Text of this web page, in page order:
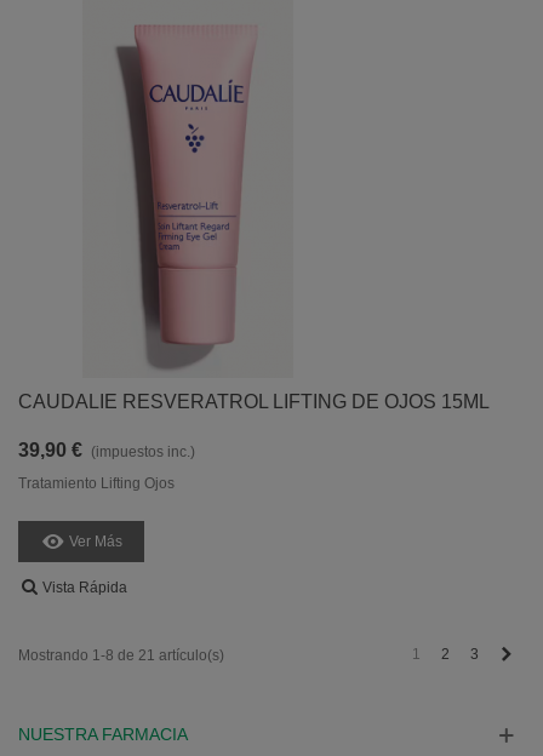
CAUDALIE RESVERATROL LIFTING DE OJOS 15ML
39,90 € (impuestos inc.)
Tratamiento Lifting Ojos
Ver Más
Vista Rápida
Mostrando 1-8 de 21 artículo(s) 1 2 3
NUESTRA FARMACIA